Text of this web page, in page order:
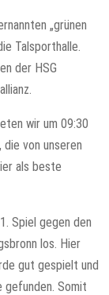
„grünen
Talsporthalle.
der HSG
wir um 09:30
von unseren
als beste
Spiel gegen den
los. Hier
gut gespielt und
Somit